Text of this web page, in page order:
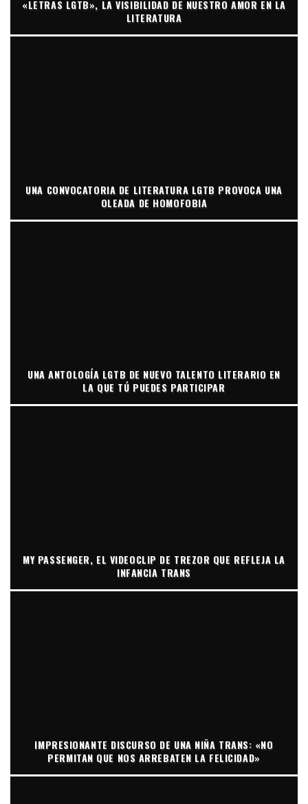
«LETRAS LGTB», LA VISIBILIDAD DE NUESTRO AMOR EN LA
LITERATURA
UNA CONVOCATORIA DE LITERATURA LGTB PROVOCA UNA
OLEADA DE HOMOFOBIA
UNA ANTOLOGÍA LGTB DE NUEVO TALENTO LITERARIO EN
LA QUE TÚ PUEDES PARTICIPAR
MY PASSENGER, EL VIDEOCLIP DE TREZOR QUE REFLEJA LA
INFANCIA TRANS
IMPRESIONANTE DISCURSO DE UNA NIÑA TRANS: «NO
PERMITAN QUE NOS ARREBATEN LA FELICIDAD»